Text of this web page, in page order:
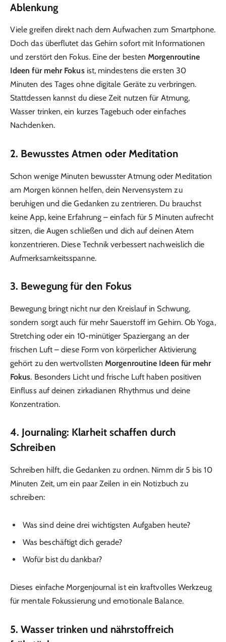
Ablenkung
Viele greifen direkt nach dem Aufwachen zum Smartphone.
Doch das überflutet das Gehirn sofort mit Informationen
und zerstört den Fokus. Eine der bestenMorgenroutine
Ideen für mehr Fokusist, mindestens die ersten 30
Minuten des Tages ohne digitale Geräte zu verbringen.
Stattdessen kannst du diese Zeit nutzen für Atmung,
Wasser trinken, ein kurzes Tagebuch oder einfaches
Nachdenken.
2. Bewusstes Atmen oder Meditation
Schon wenige Minuten bewusster Atmung oder Meditation
am Morgen können helfen, dein Nervensystem zu
beruhigen und die Gedanken zu zentrieren. Du brauchst
keine App, keine Erfahrung – einfach für 5 Minuten aufrecht
sitzen, die Augen schließen und dich auf deinen Atem
konzentrieren. Diese Technik verbessert nachweislich die
Aufmerksamkeitsspanne.
3. Bewegung für den Fokus
Bewegung bringt nicht nur den Kreislauf in Schwung,
sondern sorgt auch für mehr Sauerstoff im Gehirn. Ob Yoga,
Stretching oder ein 10-minütiger Spaziergang an der
frischen Luft – diese Form von körperlicher Aktivierung
gehört zu den wertvollsten Morgenroutine Ideen für mehr
Fokus. Besonders Licht und frische Luft haben positiven
Einfluss auf deinen zirkadianen Rhythmus und deine
Konzentration.
4. Journaling: Klarheit schaffen durch
Schreiben
Schreiben hilft, die Gedanken zu ordnen. Nimm dir 5 bis 10
Minuten Zeit, um ein paar Zeilen in ein Notizbuch zu
schreiben:
Was sind deine drei wichtigsten Aufgaben heute?
Was beschäftigt dich gerade?
Wofür bist du dankbar?
Dieses einfache Morgenjournal ist ein kraftvolles Werkzeug
für mentale Fokussierung und emotionale Balance.
5. Wasser trinken und nährstoffreich